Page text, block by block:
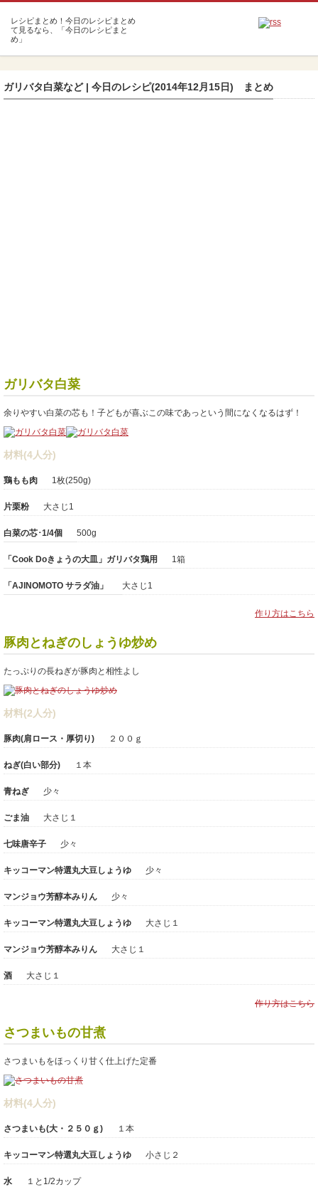
ガリバタ白菜など | 今日のレシピ(2014年12月15日) まとめ
ガリバタ白菜
余りやすい白菜の芯も！子どもが喜ぶこの味であっという間になくなるはず！
材料(4人分)
鶏もも肉 1枚(250g)
片栗粉 大さじ1
白菜の芯･1/4個 500g
「Cook Doきょうの大皿」ガリバタ鶏用 1箱
「AJINOMOTO サラダ油」 大さじ1
作り方はこちら
豚肉とねぎのしょうゆ炒め
たっぷりの長ねぎが豚肉と相性よし
材料(2人分)
豚肉(肩ロース・厚切り) ２００ｇ
ねぎ(白い部分) １本
青ねぎ 少々
ごま油 大さじ１
七味唐辛子 少々
キッコーマン特選丸大豆しょうゆ 少々
マンジョウ芳醇本みりん 少々
キッコーマン特選丸大豆しょうゆ 大さじ１
マンジョウ芳醇本みりん 大さじ１
酒 大さじ１
作り方はこちら
さつまいもの甘煮
さつまいもをほっくり甘く仕上げた定番
材料(4人分)
さつまいも(大・２５０ｇ) １本
キッコーマン特選丸大豆しょうゆ 小さじ２
水 １と1/2カップ